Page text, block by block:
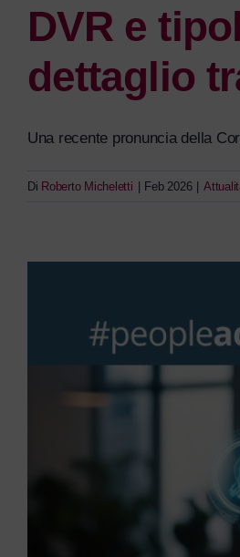
DVR e
dettaglio
Una recente pronuncia della
Di Roberto Micheletti Feb 2026